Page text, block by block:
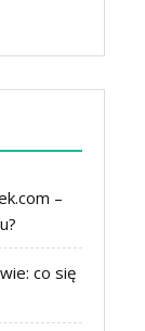
–
co się